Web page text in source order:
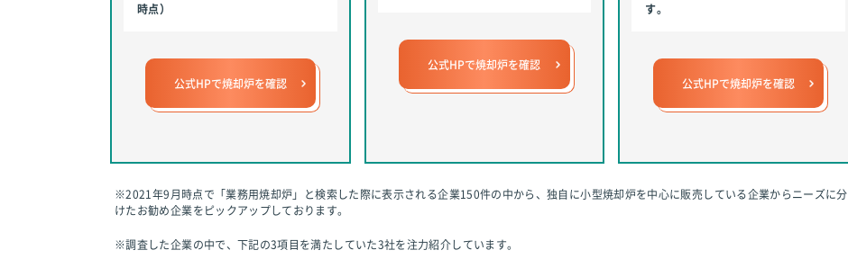
時点）
公式HPで焼却炉を確認
公式HPで焼却炉を確認
す。
公式HPで焼却炉を確認
※2021年9月時点で「業務用焼却炉」と検索した際に表示される企業150件の中から、独自に小型焼却炉を中心に販売している企業からニーズに分
けたお勧め企業をピックアップしております。
※調査した企業の中で、下記の3項目を満たしていた3社を注力紹介しています。